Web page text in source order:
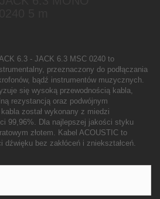
6.3 - JACK 6.3 MSC 0240 to
przeznaczony do podłączania
bądź instrumentów muzycznych.
się wysoką przewodnością kabla,
rezystancją oraz podwójnym
został wykonany z miedzi
99,96%. Dla najlepszej jakości styku
złotem. Kabel ACOUSTIC to
bez zakłóceń i zniekształceń.